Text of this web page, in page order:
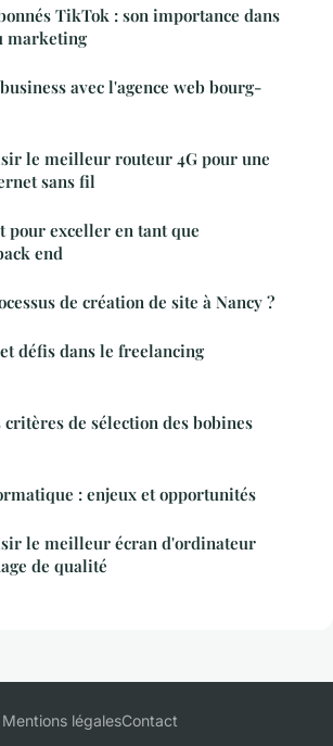
TikTok : son importance dans
marketing
avec l'agence web bourg-
le meilleur routeur 4G pour une
sans fil
pour exceller en tant que
end
de création de site à Nancy ?
défis dans le freelancing
critères de sélection des bobines
: enjeux et opportunités
le meilleur écran d'ordinateur
de qualité
Mentions légalesContact